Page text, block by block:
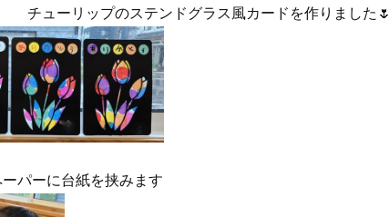
チューリップのステンドグラス風カードを作りました🌷
パーに台紙を挟みます